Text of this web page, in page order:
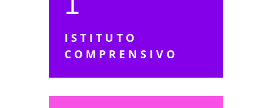
ISTITUTO
COMPRENSIVO